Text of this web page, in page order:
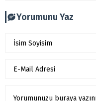
Yorumunu Yaz